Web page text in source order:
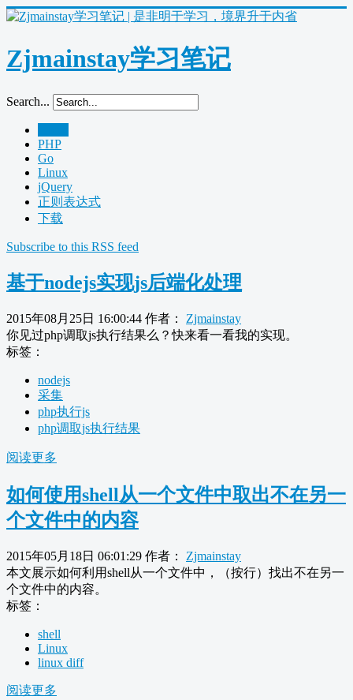
Zjmainstay学习笔记
Search...
PHP
Go
Linux
jQuery
正则表达式
下载
Subscribe to this RSS feed
基于nodejs实现js后端化处理
2015年08月25日 16:00:44 作者： Zjmainstay
你见过php调取js执行结果么？快来看一看我的实现。
标签：
nodejs
采集
php执行js
php调取js执行结果
阅读更多
如何使用shell从一个文件中取出不在另一
个文件中的内容
2015年05月18日 06:01:29 作者： Zjmainstay
本文展示如何利用shell从一个文件中，（按行）找出不在另一
个文件中的内容。
标签：
shell
Linux
linux diff
阅读更多